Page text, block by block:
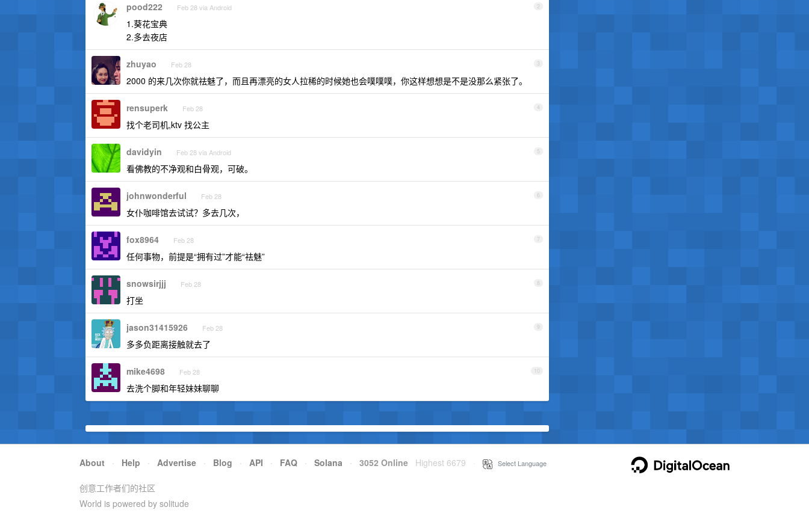
2
pood222 Feb 28 via Android
1.葵花宝典
2.多去夜店
3
zhuyao Feb 28
2000 的来几次你就祛魅了，而且再漂亮的女人拉稀的时候她也会噗噗噗，你这样想想是不是没那么紧张了。
4
rensuperk Feb 28
找个老司机,ktv 找公主
5
davidyin Feb 28 via Android
看佛教的不净观和白骨观，可破。
6
johnwonderful Feb 28
女仆咖啡馆去试试？多去几次，
7
fox8964 Feb 28
任何事物，前提是“拥有过”才能“祛魅”
8
snowsirjjj Feb 28
打坐
9
jason31415926 Feb 28
多多负距离接触就去了
10
mike4698 Feb 28
去洗个脚和年轻妹妹聊聊
About · Help · Advertise · Blog · API · FAQ · Solana · 3052 Online Highest 6679 Select Language
创意工作者们的社区
World is powered by solitude